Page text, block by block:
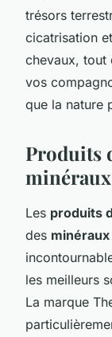
trésors
cicatrisation
chevaux, tout
vos
que la nature
Produits
Les produits
des
les meilleurs
La marque